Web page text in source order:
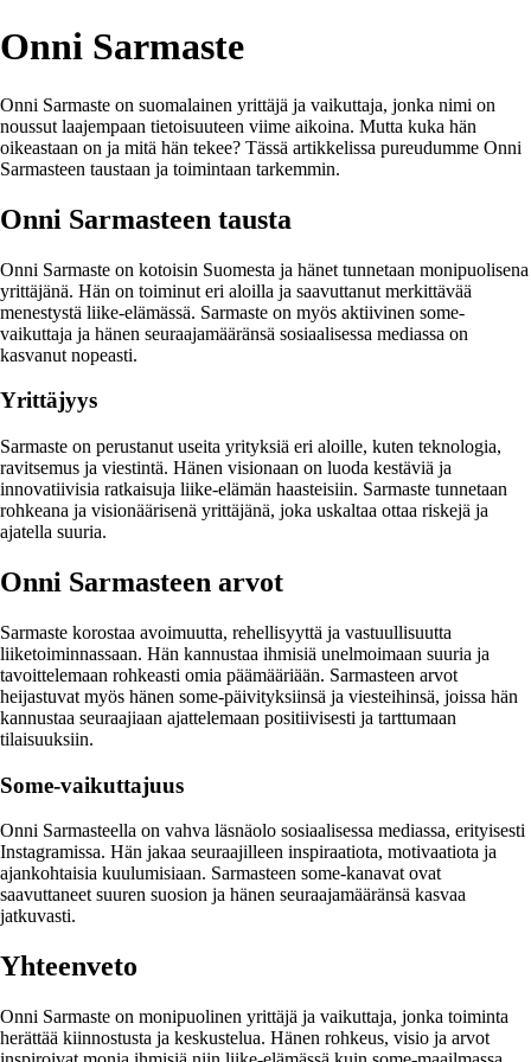
Onni Sarmaste
Onni Sarmaste on suomalainen yrittäjä ja vaikuttaja, jonka nimi on
noussut laajempaan tietoisuuteen viime aikoina. Mutta kuka hän
oikeastaan on ja mitä hän tekee? Tässä artikkelissa pureudumme Onni
Sarmasteen taustaan ja toimintaan tarkemmin.
Onni Sarmasteen tausta
Onni Sarmaste on kotoisin Suomesta ja hänet tunnetaan monipuolisena
yrittäjänä. Hän on toiminut eri aloilla ja saavuttanut merkittävää
menestystä liike-elämässä. Sarmaste on myös aktiivinen some-
vaikuttaja ja hänen seuraajamääränsä sosiaalisessa mediassa on
kasvanut nopeasti.
Yrittäjyys
Sarmaste on perustanut useita yrityksiä eri aloille, kuten teknologia,
ravitsemus ja viestintä. Hänen visionaan on luoda kestäviä ja
innovatiivisia ratkaisuja liike-elämän haasteisiin. Sarmaste tunnetaan
rohkeana ja visionäärisenä yrittäjänä, joka uskaltaa ottaa riskejä ja
ajatella suuria.
Onni Sarmasteen arvot
Sarmaste korostaa avoimuutta, rehellisyyttä ja vastuullisuutta
liiketoiminnassaan. Hän kannustaa ihmisiä unelmoimaan suuria ja
tavoittelemaan rohkeasti omia päämääriään. Sarmasteen arvot
heijastuvat myös hänen some-päivityksiinsä ja viesteihinsä, joissa hän
kannustaa seuraajiaan ajattelemaan positiivisesti ja tarttumaan
tilaisuuksiin.
Some-vaikuttajuus
Onni Sarmasteella on vahva läsnäolo sosiaalisessa mediassa, erityisesti
Instagramissa. Hän jakaa seuraajilleen inspiraatiota, motivaatiota ja
ajankohtaisia kuulumisiaan. Sarmasteen some-kanavat ovat
saavuttaneet suuren suosion ja hänen seuraajamääränsä kasvaa
jatkuvasti.
Yhteenveto
Onni Sarmaste on monipuolinen yrittäjä ja vaikuttaja, jonka toiminta
herättää kiinnostusta ja keskustelua. Hänen rohkeus, visio ja arvot